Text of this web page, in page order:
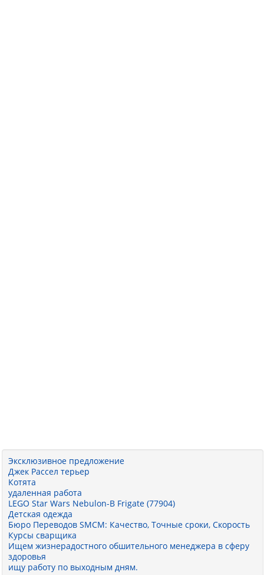
Эксклюзивное предложение
Джек Рассел терьер
Котята
удаленная работа
LEGO Star Wars Nebulon-B Frigate (77904)
Детская одежда
Бюро Переводов SMCM: Качество, Точные сроки, Скорость
Курсы сварщика
Ищем жизнерадостного обшительного менеджера в сферу
здоровья
ищу работу по выходным дням.